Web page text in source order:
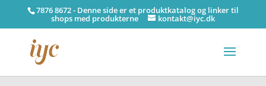
7876 8672 - Denne side er et produktkatalog og linker til
shops med produkterne kontakt@iyc.dk